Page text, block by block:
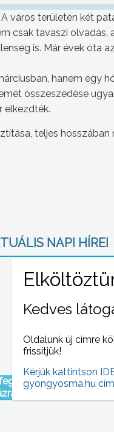
város területén két
csak tavaszi olvadás,
is. Már évek óta
hanem egy
összeszedése
elkezdték.
teljes
NAPI HÍREI
tegnap
Kedves
Oldalunk új címre
frissítjük!
Kérjük kattintson
gyongyosma.hu